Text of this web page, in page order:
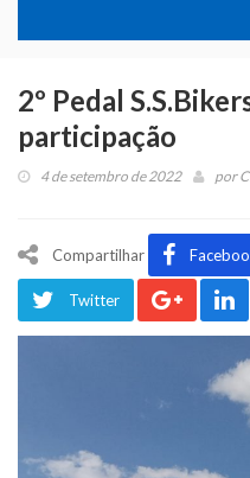
2º Pedal
participação
4 de setembro de 2022 por
Compartilhar
Twitter